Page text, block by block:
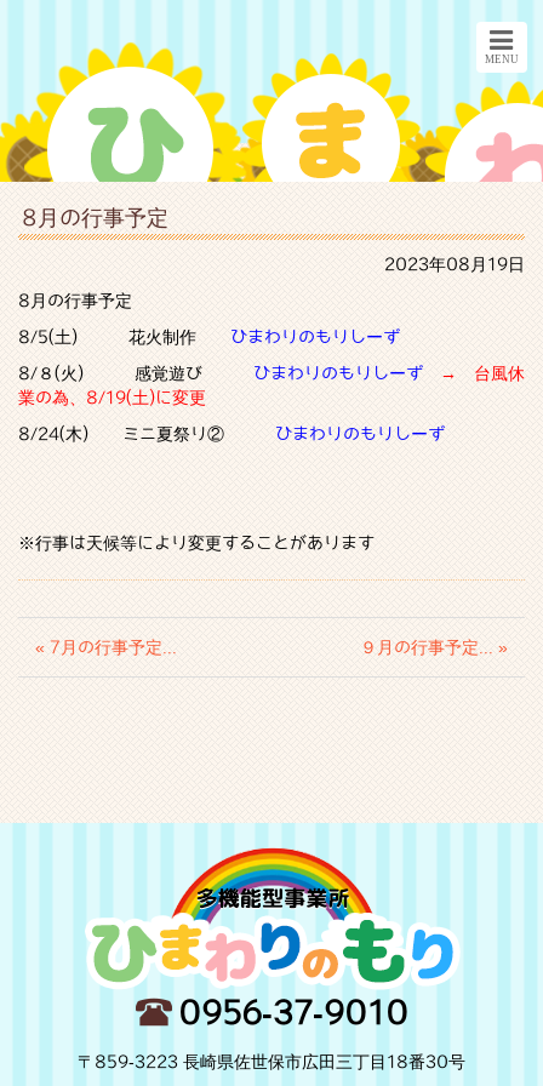
8月の行事予定
2023年08月19日
8月の行事予定
8/5(土) 花火制作 ひまわりのもりしーず
8/８(火) 感覚遊び ひまわりのもりしーず →
台風休
業の為、8/19(土)に変更
8/24(木) ミニ夏祭り② ひまわりのもりしーず
※行事は天候等により変更することがあります
« 7月の行事予定... ９月の行事予定... »
0956-37-9010
〒859-3223 長崎県佐世保市広田三丁目18番30号